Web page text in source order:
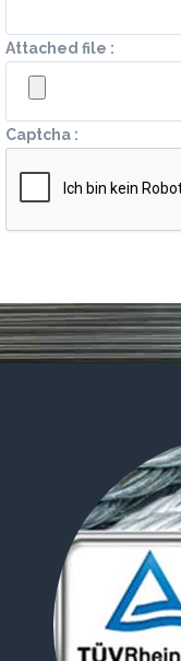
Attached file :
Captcha :